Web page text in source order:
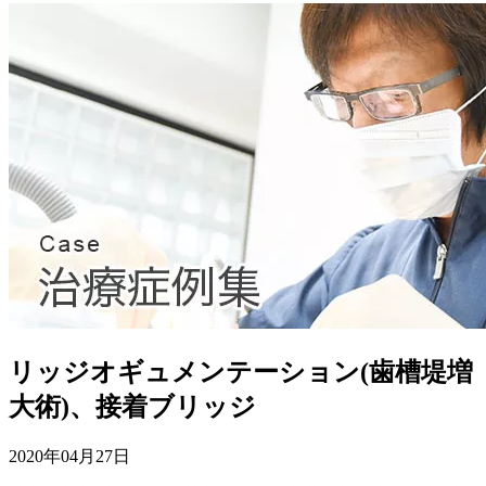
リッジオギュメンテーション(歯槽堤増
大術)、接着ブリッジ
2020年04月27日